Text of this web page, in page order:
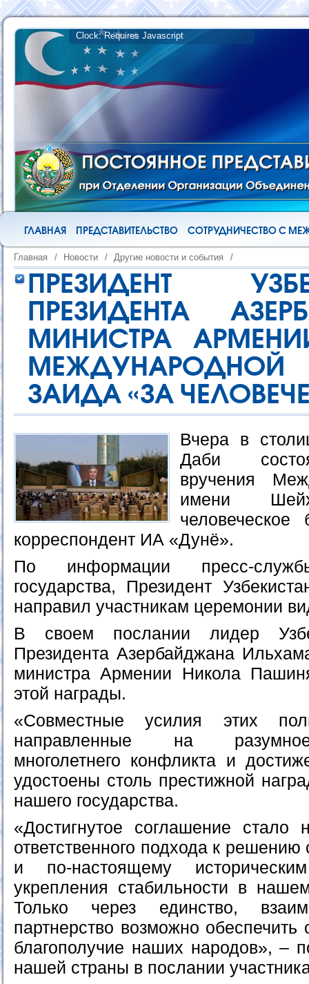
ГЛАВНАЯ ПРЕДСТАВИТЕЛЬСТВО СОТРУДНИЧЕСТВО С
Главная / Новости / Другие новости и события /
ПРЕЗИДЕНТ
ПРЕЗИДЕНТА
МИНИСТРА
ЗАИДА «ЗА
Вчера в
Даби
вручения
имени
человеческое
корреспондент ИА «Дунё».
По информации пресс-
государства, Президент
направил участникам церемонии
В своем послании лидер
Президента Азербайджана
министра Армении Никола
этой награды.
«Совместные усилия этих
направленные на
многолетнего конфликта и
удостоены столь престижной
нашего государства.
«Достигнутое соглашение стало
ответственного подхода к
и по-настоящему
укрепления стабильности в
Только через единство,
партнерство возможно
благополучие наших народов», –
нашей страны в послании